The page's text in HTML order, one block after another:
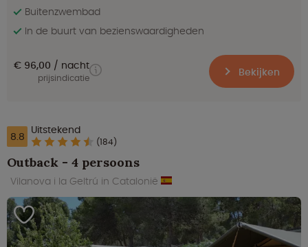
Buitenzwembad
In de buurt van bezienswaardigheden
€ 96,00 nacht
prijsindicatie Bekijken
8.8 Uitstekend
(184)
Outback - 4 persoons
Vilanova i la Geltrú in Catalonië